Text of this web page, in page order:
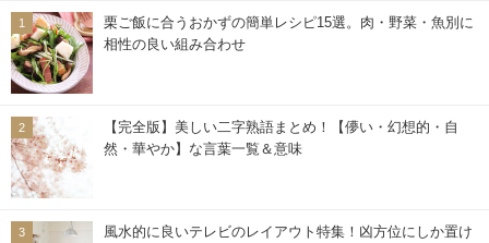
栗ご飯に合うおかずの簡単レシピ15選。肉・野菜・魚別に
相性の良い組み合わせ
【完全版】美しい二字熟語まとめ！【儚い・幻想的・自
然・華やか】な言葉一覧＆意味
風水的に良いテレビのレイアウト特集！凶方位にしか置け